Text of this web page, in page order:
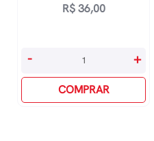
R$36,00
Kit
Massinhas
Uti
- +
COMPRAR